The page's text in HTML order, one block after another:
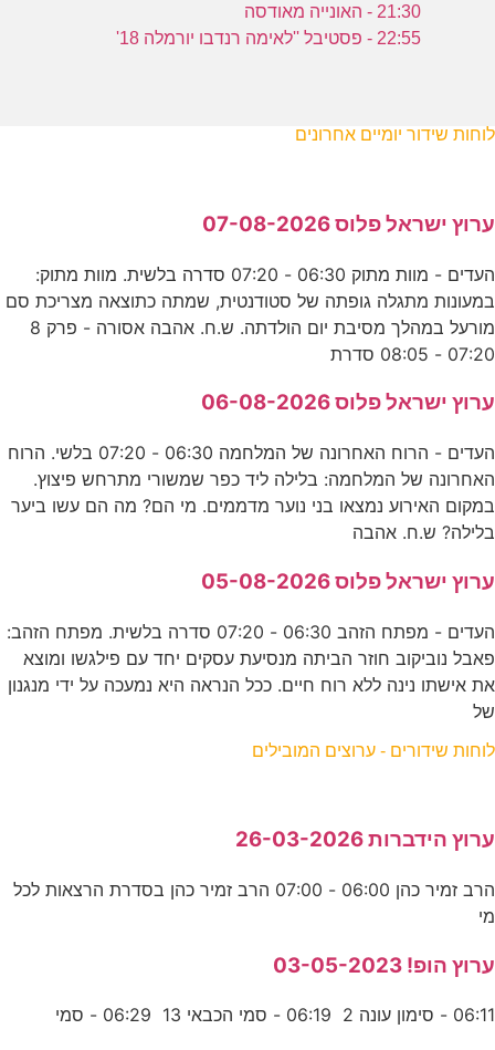
21:30 - האונייה מאודסה
22:55 - פסטיבל ''לאימה רנדבו יורמלה 18'
לוחות שידור יומיים אחרונים
ערוץ ישראל פלוס 07-08-2026
העדים - מוות מתוק 06:30 - 07:20 סדרה בלשית. מוות מתוק:
במעונות מתגלה גופתה של סטודנטית, שמתה כתוצאה מצריכת סם
מורעל במהלך מסיבת יום הולדתה. ש.ח. אהבה אסורה - פרק 8
07:20 - 08:05 סדרת
ערוץ ישראל פלוס 06-08-2026
העדים - הרוח האחרונה של המלחמה 06:30 - 07:20 בלשי. הרוח
האחרונה של המלחמה: בלילה ליד כפר שמשורי מתרחש פיצוץ.
במקום האירוע נמצאו בני נוער מדממים. מי הם? מה הם עשו ביער
בלילה? ש.ח. אהבה
ערוץ ישראל פלוס 05-08-2026
העדים - מפתח הזהב 06:30 - 07:20 סדרה בלשית. מפתח הזהב:
פאבל נוביקוב חוזר הביתה מנסיעת עסקים יחד עם פילגשו ומוצא
את אישתו נינה ללא רוח חיים. ככל הנראה היא נמעכה על ידי מנגנון
של
לוחות שידורים - ערוצים המובילים
ערוץ הידברות 26-03-2026
הרב זמיר כהן 06:00 - 07:00 הרב זמיר כהן בסדרת הרצאות לכל
מי
ערוץ הופ! 03-05-2023
06:11 - סימון עונה 2 06:19 - סמי הכבאי 13 06:29 - סמי